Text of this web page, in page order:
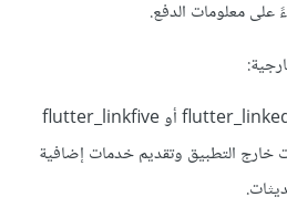
على معلومات الدفع.
هناك مكتبات Flutter مثل flutter_linkedin أو flutter_linkfive
خارج التطبيق وتقديم خدمات إضافية